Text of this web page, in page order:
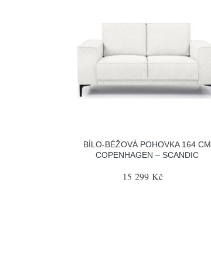
BÍLO-BÉŽOVÁ POHOVKA 164 CM
COPENHAGEN – SCANDIC
15 299 Kč